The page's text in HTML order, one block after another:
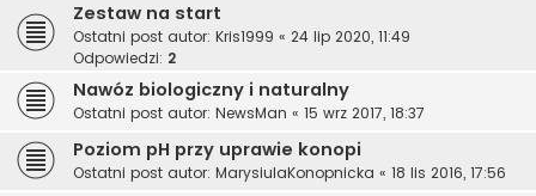
Zestaw na start
Ostatni post autor: Kris1999 « 24 lip 2020, 11:49
Odpowiedzi: 2
Nawóz biologiczny i naturalny
Ostatni post autor: NewsMan « 15 wrz 2017, 18:37
Poziom pH przy uprawie konopi
Ostatni post autor: MarysiulaKonopnicka « 18 lis 2016, 17:56